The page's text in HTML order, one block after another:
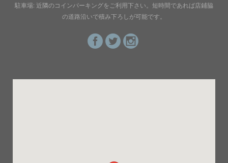
駐車場: 近隣のコインパーキングをご利用下さい。短時間であれば店鋪脇
の道路沿いで積み下ろしが可能です。